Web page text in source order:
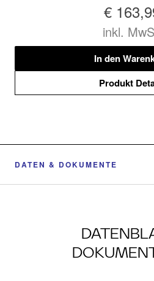
€
inkl.
In den
Produkt
DATEN & DOKUMENTE